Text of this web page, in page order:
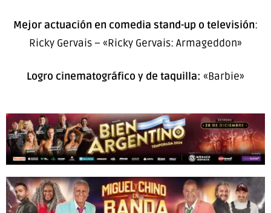
Mejor actuación en comedia stand-up o televisión:
Ricky Gervais – «Ricky Gervais: Armageddon»
Logro cinematográfico y de taquilla: «Barbie»